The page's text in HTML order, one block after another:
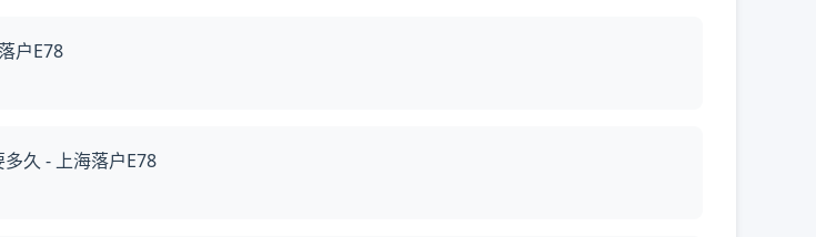
户E78
久 - 上海落户E78